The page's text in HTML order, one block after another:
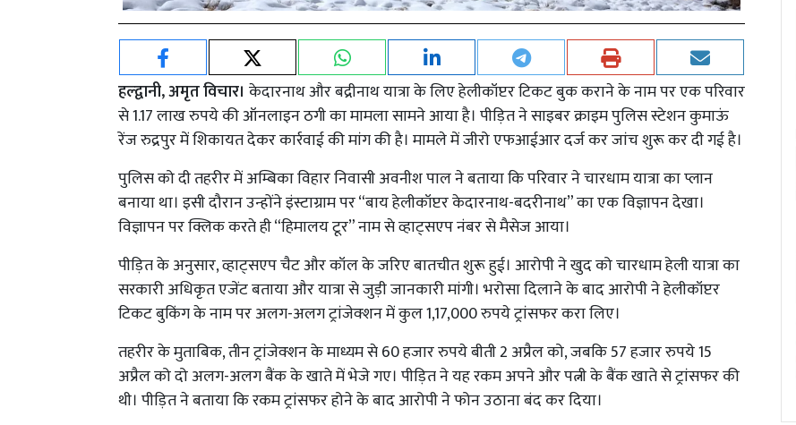
हल्द्वानी, अमृत विचार। केदारनाथ और बद्रीनाथ यात्रा के लिए हेलीकॉप्टर टिकट बुक कराने के नाम पर एक परिवार
से 1.17 लाख रुपये की ऑनलाइन ठगी का मामला सामने आया है। पीड़ित ने साइबर क्राइम पुलिस स्टेशन कुमाऊं
रेंज रुद्रपुर में शिकायत देकर कार्रवाई की मांग की है। मामले में जीरो एफआईआर दर्ज कर जांच शुरू कर दी गई है।
पुलिस को दी तहरीर में अम्बिका विहार निवासी अवनीश पाल ने बताया कि परिवार ने चारधाम यात्रा का प्लान
बनाया था। इसी दौरान उन्होंने इंस्टाग्राम पर “बाय हेलीकॉप्टर केदारनाथ-बदरीनाथ” का एक विज्ञापन देखा।
विज्ञापन पर क्लिक करते ही “हिमालय टूर” नाम से व्हाट्सएप नंबर से मैसेज आया।
पीड़ित के अनुसार, व्हाट्सएप चैट और कॉल के जरिए बातचीत शुरू हुई। आरोपी ने खुद को चारधाम हेली यात्रा का
सरकारी अधिकृत एजेंट बताया और यात्रा से जुड़ी जानकारी मांगी। भरोसा दिलाने के बाद आरोपी ने हेलीकॉप्टर
टिकट बुकिंग के नाम पर अलग-अलग ट्रांजेक्शन में कुल 1,17,000 रुपये ट्रांसफर करा लिए।
तहरीर के मुताबिक, तीन ट्रांजेक्शन के माध्यम से 60 हजार रुपये बीती 2 अप्रैल को, जबकि 57 हजार रुपये 15
अप्रैल को दो अलग-अलग बैंक के खाते में भेजे गए। पीड़ित ने यह रकम अपने और पत्नी के बैंक खाते से ट्रांसफर की
थी। पीड़ित ने बताया कि रकम ट्रांसफर होने के बाद आरोपी ने फोन उठाना बंद कर दिया।